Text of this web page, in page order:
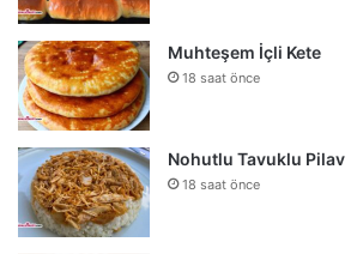
Muhteşem İçli Kete
18 saat önce
Nohutlu Tavuklu Pilav
18 saat önce